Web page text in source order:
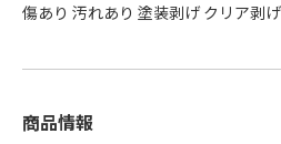
傷あり 汚れあり 塗装剥げ クリア剥げ
商品情報